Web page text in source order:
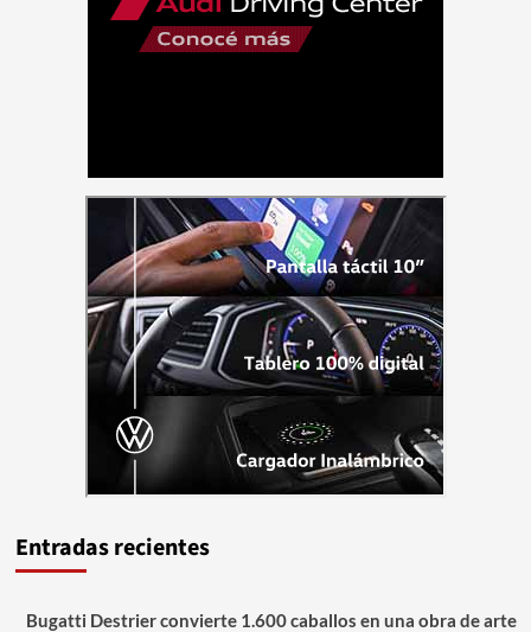
Entradas recientes
Bugatti Destrier convierte 1.600 caballos en una obra de arte